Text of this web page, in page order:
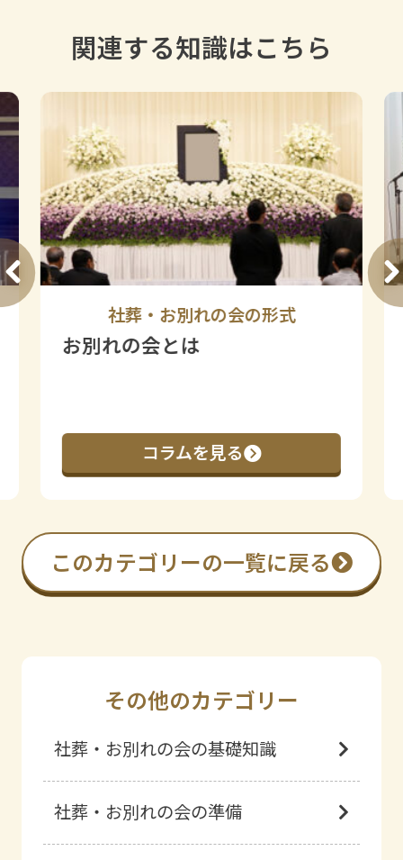
その他のカテゴリー
社葬・お別れの会の基礎知識
社葬・お別れの会の準備
関連する知識はこちら
社葬・お別れの会の形式
お別れの会とは
コラムを見る
このカテゴリーの一覧に戻る